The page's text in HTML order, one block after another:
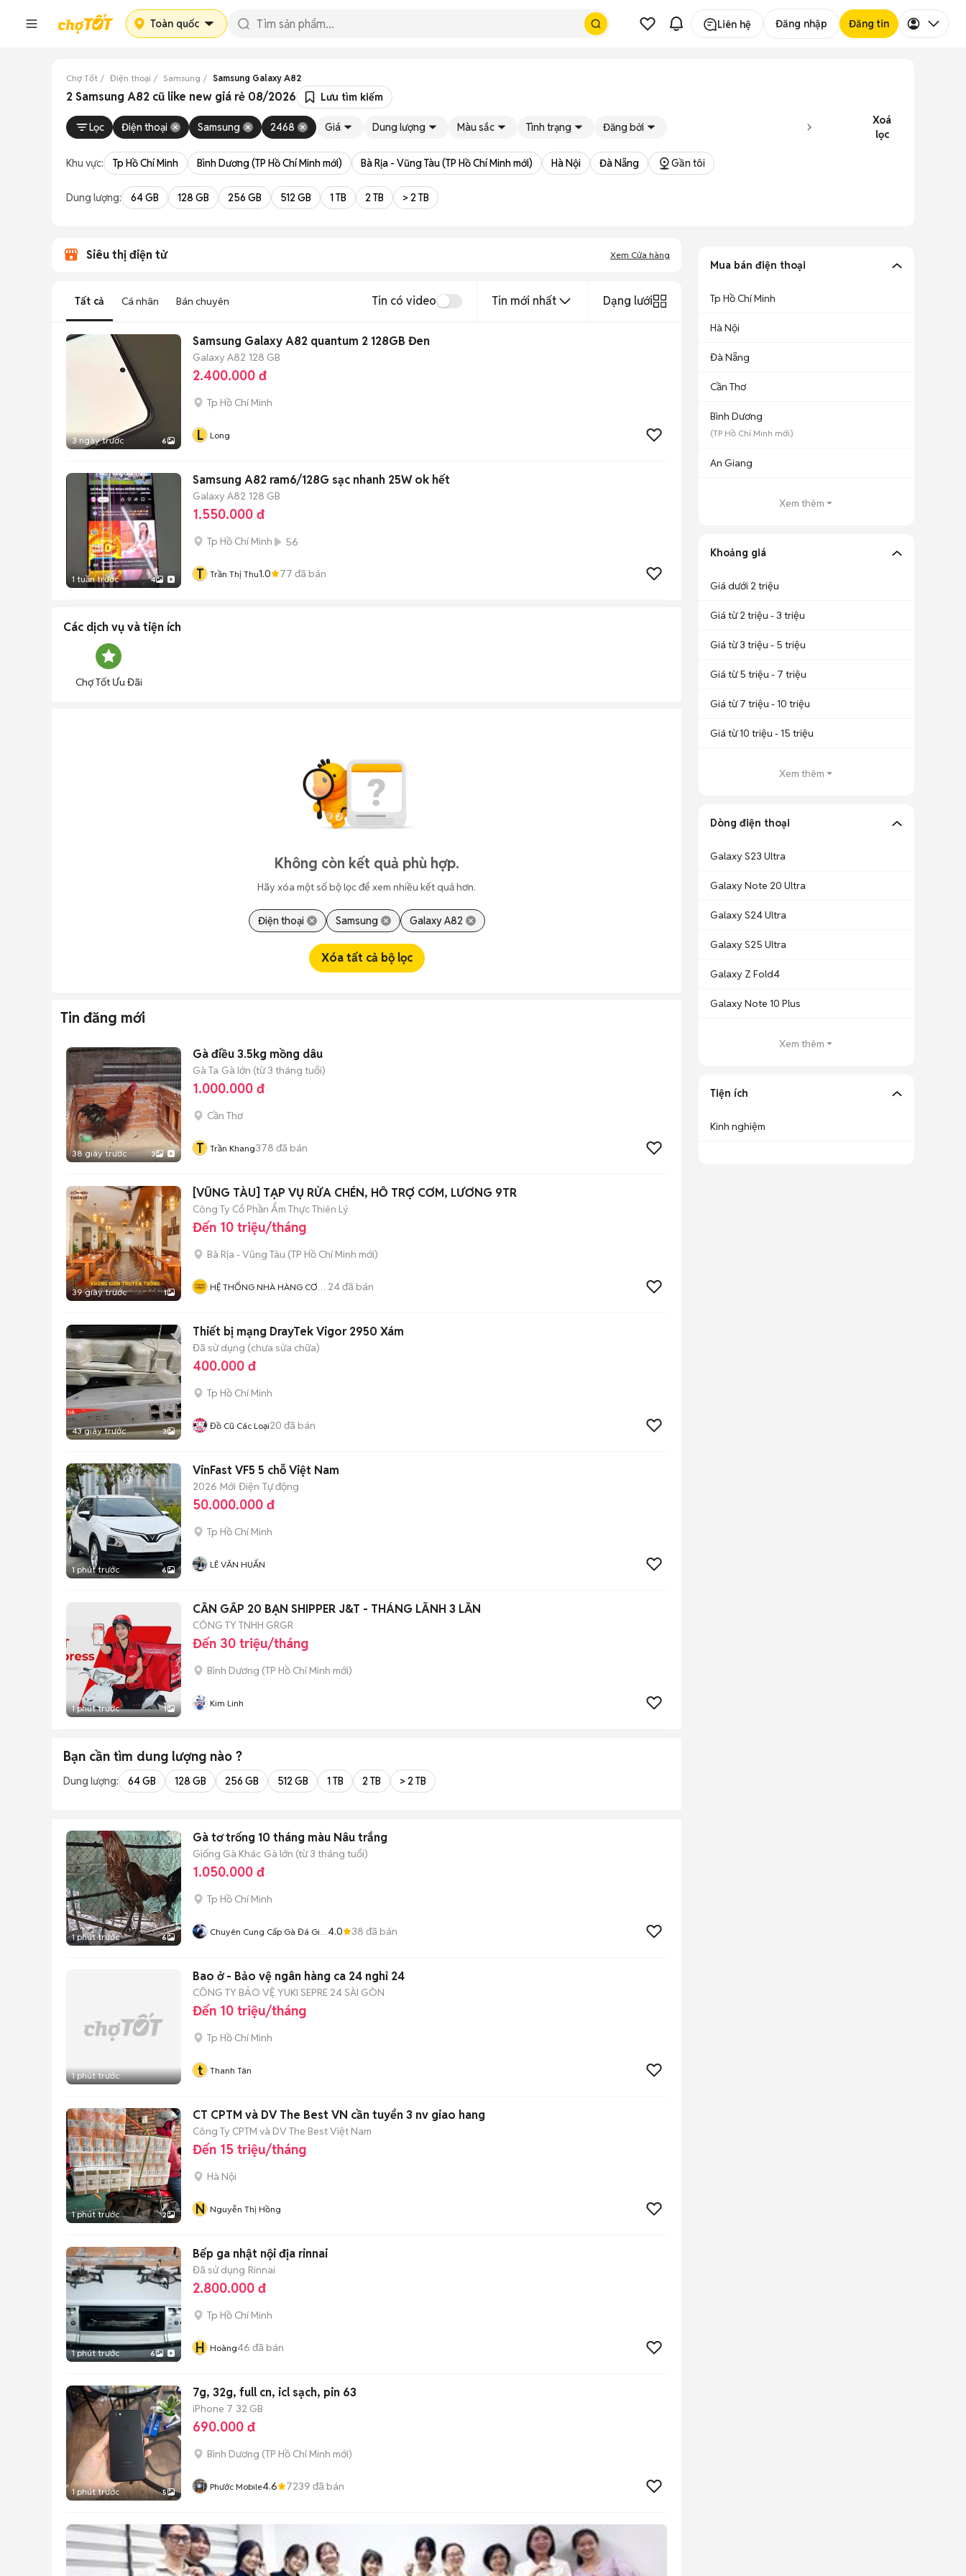
Toàn quốc Liên hệ Đăng nhập Đăng tin
Chợ Tốt Điện thoại Samsung Samsung Galaxy A82
2 Samsung A82 cũ like new giá rẻ 08/2026 Lưu tìm kiếm
Lọc Điện thoại Samsung 2468 Giá Dung lượng Màu sắc Tình trạng Đăng bởi
Xoá
lọc
Khu vực: Tp Hồ Chí Minh Bình Dương (TP Hồ Chí Minh mới) Bà Rịa - Vũng Tàu (TP Hồ Chí Minh mới) Hà Nội Đà Nẵng Gần tôi
Dung lượng: 64 GB 128 GB 256 GB 512 GB 1 TB 2 TB > 2 TB
Siêu thị điện tử Xem Cửa hàng
Tất cả Cá nhân Bán chuyên Tin có video Tin mới nhất Dạng lưới
3 ngày trước 6
Samsung Galaxy A82 quantum 2 128GB Đen
Galaxy A82 128 GB
2.400.000 đ
Tp Hồ Chí Minh
L Long
1 tuần trước 4
Samsung A82 ram6/128G sạc nhanh 25W ok hết
Galaxy A82 128 GB
1.550.000 đ
Tp Hồ Chí Minh 56
T Trần Thị Thu1.0 77 đã bán
Các dịch vụ và tiện ích
Chợ Tốt Ưu Đãi
Không còn kết quả phù hợp.
Hãy xóa một số bộ lọc để xem nhiều kết quả hơn.
Điện thoại Samsung Galaxy A82
Xóa tất cả bộ lọc
Tin đăng mới
38 giây trước 3
Gà điều 3.5kg mồng dâu
Gà Ta Gà lớn (từ 3 tháng tuổi)
1.000.000 đ
Cần Thơ
T Trần Khang378 đã bán
39 giây trước 1
[VŨNG TÀU] TẠP VỤ RỬA CHÉN, HỖ TRỢ CƠM, LƯƠNG 9TR
Công Ty Cổ Phần Ẩm Thực Thiên Lý
Đến 10 triệu/tháng
Bà Rịa - Vũng Tàu (TP Hồ Chí Minh mới)
HỆ THỐNG NHÀ HÀNG CƠM 24đã bán
43 giây trước 3
Thiết bị mạng DrayTek Vigor 2950 Xám
Đã sử dụng (chưa sửa chữa)
400.000 đ
Tp Hồ Chí Minh
Đồ Cũ Các Loại20 đã bán
1 phút trước 6
VinFast VF5 5 chỗ Việt Nam
2026 Mới Điện Tự động
50.000.000 đ
Tp Hồ Chí Minh
LÊ VĂN HUẤN
1 phút trước 1
CẦN GẤP 20 BẠN SHIPPER J&T - THÁNG LÃNH 3 LẦN
CÔNG TY TNHH GRGR
Đến 30 triệu/tháng
Bình Dương (TP Hồ Chí Minh mới)
Kim Linh
Bạn cần tìm dung lượng nào ?
Dung lượng: 64 GB 128 GB 256 GB 512 GB 1 TB 2 TB > 2 TB
1 phút trước 6
Gà tơ trống 10 tháng màu Nâu trắng
Giống Gà Khác Gà lớn (từ 3 tháng tuổi)
1.050.000 đ
Tp Hồ Chí Minh
Chuyên Cung Cấp Gà Đá Giá 4.0 38 đã bán
1 phút trước
Bao ở - Bảo vệ ngân hàng ca 24 nghỉ 24
CÔNG TY BẢO VỆ YUKI SEPRE 24 SÀI GÒN
Đến 10 triệu/tháng
Tp Hồ Chí Minh
t Thanh Tân
1 phút trước 2
CT CPTM và DV The Best VN cần tuyển 3 nv giao hang
Công Ty CPTM và DV The Best Việt Nam
Đến 15 triệu/tháng
Hà Nội
N Nguyễn Thị Hồng
1 phút trước 6
Bếp ga nhật nội địa rinnai
Đã sử dụng Rinnai
2.800.000 đ
Tp Hồ Chí Minh
H Hoàng46 đã bán
1 phút trước 5
7g, 32g, full cn, icl sạch, pin 63
iPhone 7 32 GB
690.000 đ
Bình Dương (TP Hồ Chí Minh mới)
Phước Mobile4.6 7239 đã bán
Mua bán điện thoại
Tp Hồ Chí Minh
Hà Nội
Đà Nẵng
Cần Thơ
Bình Dương
(TP Hồ Chí Minh mới)
An Giang
Xem thêm
Khoảng giá
Giá dưới 2 triệu
Giá từ 2 triệu - 3 triệu
Giá từ 3 triệu - 5 triệu
Giá từ 5 triệu - 7 triệu
Giá từ 7 triệu - 10 triệu
Giá từ 10 triệu - 15 triệu
Xem thêm
Dòng điện thoại
Galaxy S23 Ultra
Galaxy Note 20 Ultra
Galaxy S24 Ultra
Galaxy S25 Ultra
Galaxy Z Fold4
Galaxy Note 10 Plus
Xem thêm
Tiện ích
Kinh nghiệm